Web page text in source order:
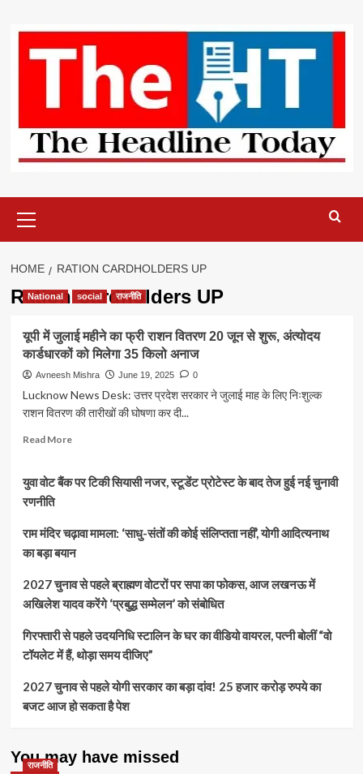
content
Menu
HOME RATION CARDHOLDERS UP
Ration Cardholders UP
National social राजनीति
यूपी में जुलाई महीने का फ्री राशन वितरण 20 जून से शुरू, अंत्योदय
कार्डधारकों को मिलेगा 35 किलो अनाज
Avneesh Mishra June 19, 2025 0
Lucknow News Desk: उत्तर प्रदेश सरकार ने जुलाई माह के लिए निःशुल्क
राशन वितरण की तारीखों की घोषणा कर दी...
Read MoreRead
यूपी
महीने
का
फ्री
राशन
वितरण
20
से
शुरू,
कार्डधारकों
को
मिलेगा
अनाज
युवा वोट बैंक पर टिकी सियासी नजर, स्टूडेंट प्रोटेस्ट के बाद तेज हुई नई चुनावी
रणनीति
राम मंदिर चढ़ावा मामला: ‘साधु-संतों की कोई संलिप्तता नहीं’, योगी आदित्यनाथ
का बड़ा बयान
2027 चुनाव से पहले ब्राह्मण वोटरों पर सपा का फोकस, आज लखनऊ में
अखिलेश यादव करेंगे ‘प्रबुद्ध सम्मेलन’ को संबोधित
गिरफ्तारी से पहले उदयनिधि स्टालिन के घर का वीडियो वायरल, पत्नी बोलीं “वो
टॉयलेट में हैं, थोड़ा समय दीजिए”
2027 चुनाव से पहले योगी सरकार का बड़ा दांव! 25 हजार करोड़ रुपये का
बजट आज हो सकता है पेश
You may have missed
राजनीति